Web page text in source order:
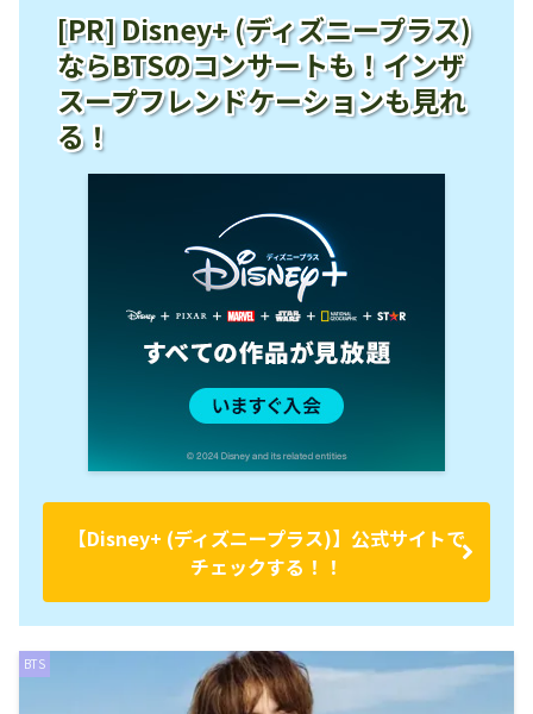
[PR] Disney+ (ディズニープラス)
ならBTSのコンサートも！インザ
スープフレンドケーションも見れ
る！
【Disney+ (ディズニープラス)】公式サイトで
チェックする！！
BTS